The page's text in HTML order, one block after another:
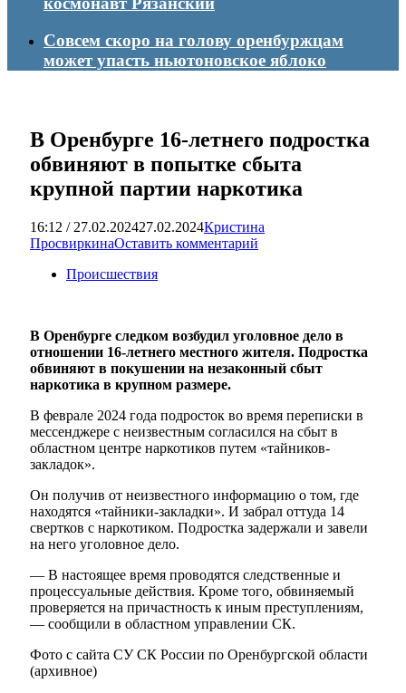
Совсем скоро на голову оренбуржцам
может упасть ньютоновское яблоко
В Оренбурге 16-летнего подростка
обвиняют в попытке сбыта
крупной партии наркотика
16:12 / 27.02.202427.02.2024Кристина
ПросвиркинаОставить комментарий
Происшествия
В Оренбурге следком возбудил уголовное дело в
отношении 16-летнего местного жителя. Подростка
обвиняют в покушении на незаконный сбыт
наркотика в крупном размере.
В феврале 2024 года подросток во время переписки в
мессенджере с неизвестным согласился на сбыт в
областном центре наркотиков путем «тайников-
закладок».
Он получив от неизвестного информацию о том, где
находятся «тайники-закладки». И забрал оттуда 14
свертков с наркотиком. Подростка задержали и завели
на него уголовное дело.
— В настоящее время проводятся следственные и
процессуальные действия. Кроме того, обвиняемый
проверяется на причастность к иным преступлениям,
— сообщили в областном управлении СК.
Фото с сайта СУ СК России по Оренбургской области
(архивное)